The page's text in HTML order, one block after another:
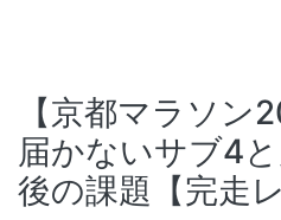
【京都マラソ
届かないサブ4
後の課題【完走